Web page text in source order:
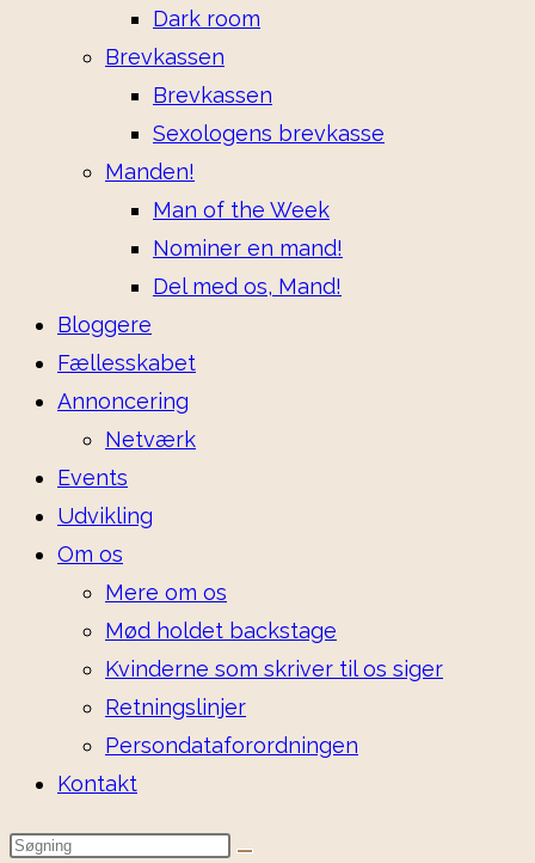
Dark room
Brevkassen
Brevkassen
Sexologens brevkasse
Manden!
Man of the Week
Nominer en mand!
Del med os, Mand!
Bloggere
Fællesskabet
Annoncering
Netværk
Events
Udvikling
Om os
Mere om os
Mød holdet backstage
Kvinderne som skriver til os siger
Retningslinjer
Persondataforordningen
Kontakt